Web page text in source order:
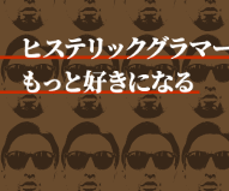
Hystoric Glamour ミツキの私情価値 vol.20